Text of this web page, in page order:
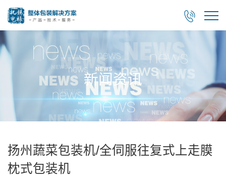

新闻资讯
扬州蔬菜包装机/全伺服往复式上走膜
枕式包装机